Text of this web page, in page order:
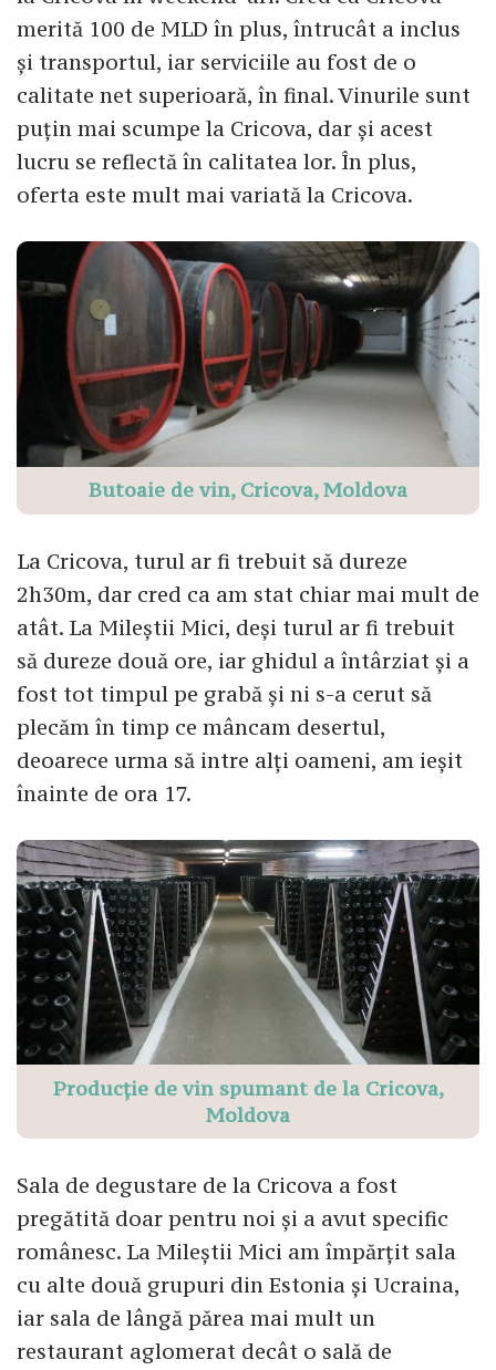
merită 100 de MLD în plus, întrucât a inclus
și transportul, iar serviciile au fost de o
calitate net superioară, în final. Vinurile sunt
puțin mai scumpe la Cricova, dar și acest
lucru se reflectă în calitatea lor. În plus,
oferta este mult mai variată la Cricova.
Butoaie de vin, Cricova, Moldova
La Cricova, turul ar fi trebuit să dureze
2h30m, dar cred ca am stat chiar mai mult de
atât. La Mileștii Mici, deși turul ar fi trebuit
să dureze două ore, iar ghidul a întârziat și a
fost tot timpul pe grabă și ni s-a cerut să
plecăm în timp ce mâncam desertul,
deoarece urma să intre alți oameni, am ieșit
înainte de ora 17.
Producție de vin spumant de la Cricova,
Moldova
Sala de degustare de la Cricova a fost
pregătită doar pentru noi și a avut specific
românesc. La Mileștii Mici am împărțit sala
cu alte două grupuri din Estonia și Ucraina,
iar sala de lângă părea mai mult un
restaurant aglomerat decât o sală de